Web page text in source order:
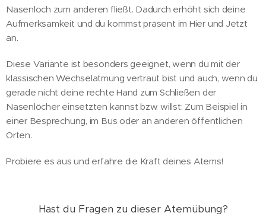
Nasenloch zum anderen fließt. Dadurch erhöht sich deine
Aufmerksamkeit und du kommst präsent im Hier und Jetzt
an.
Diese Variante ist besonders geeignet, wenn du mit der
klassischen Wechselatmung vertraut bist und auch, wenn du
gerade nicht deine rechte Hand zum Schließen der
Nasenlöcher einsetzten kannst bzw. willst: Zum Beispiel in
einer Besprechung, im Bus oder an anderen öffentlichen
Orten.
Probiere es aus und erfahre die Kraft deines Atems!
Hast du Fragen zu dieser Atemübung?